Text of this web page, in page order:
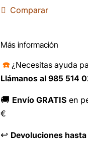
Comparar
Más información
☎️ ¿Necesitas ayuda
Llámanos al 985 514
🚚 Envío GRATIS en
€
↩️ Devoluciones